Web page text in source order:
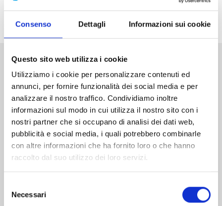
Consenso Dettagli Informazioni sui cookie
Questo sito web utilizza i cookie
Utilizziamo i cookie per personalizzare contenuti ed
annunci, per fornire funzionalità dei social media e per
analizzare il nostro traffico. Condividiamo inoltre
informazioni sul modo in cui utilizza il nostro sito con i
nostri partner che si occupano di analisi dei dati web,
pubblicità e social media, i quali potrebbero combinarle
con altre informazioni che ha fornito loro o che hanno
raccolto dal suo utilizzo dei loro servizi.
delNecessari
grande passo sia stato compiuto, i due debbano
Altri volumi della serie